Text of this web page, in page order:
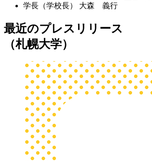
学長（学校長）
大森 義行
最近のプレスリリース
（札幌大学）